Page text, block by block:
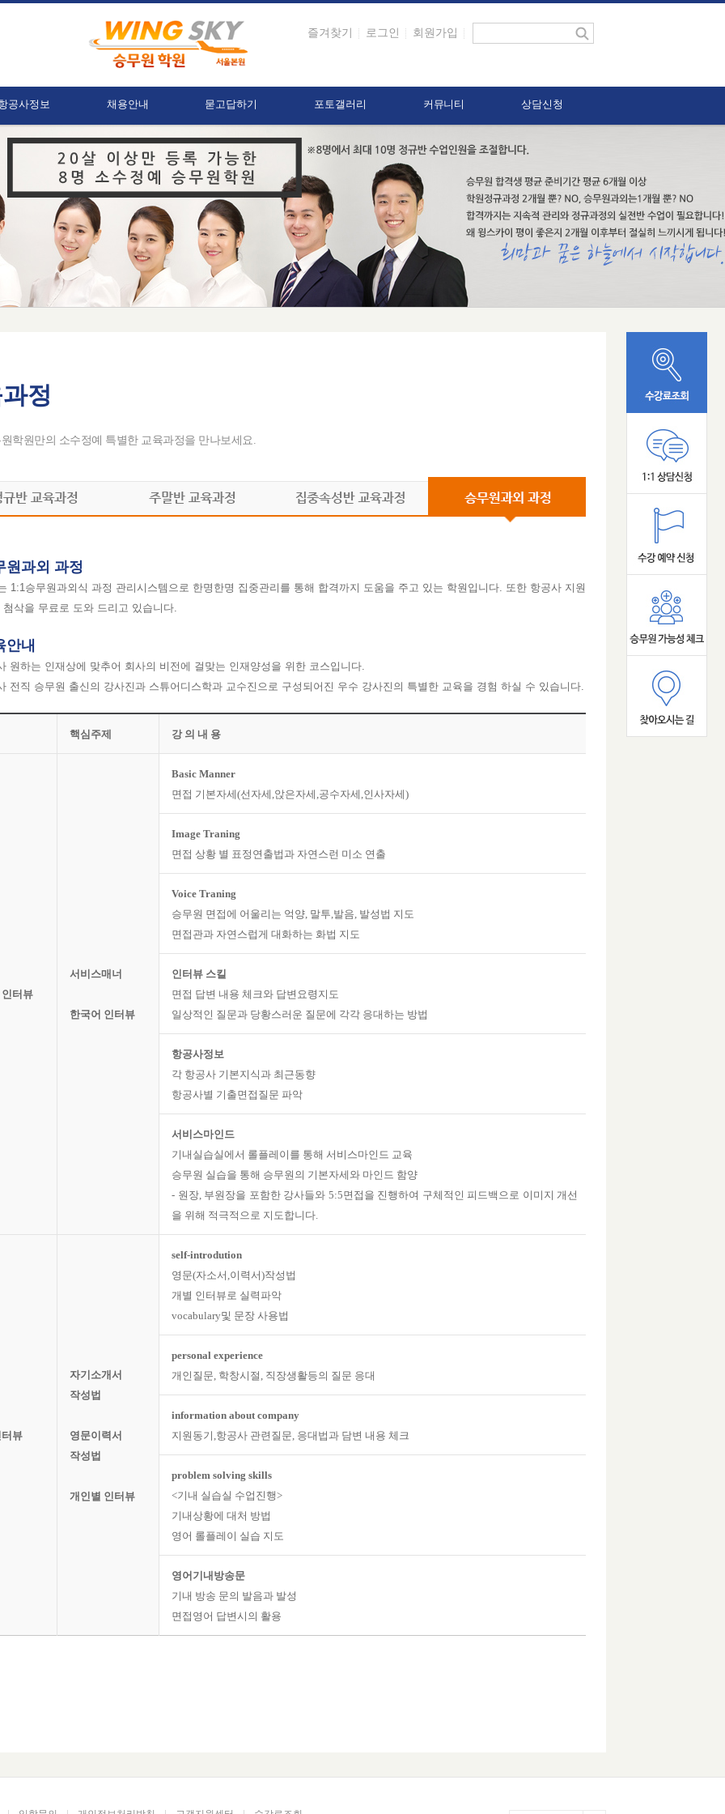
즐겨찾기 로그인 회원가입
공사정보 채용안내 묻고답하기 포토갤러리 커뮤니티 상담신청
정
학원만의 소수정예 특별한 교육과정을 만나보세요.
원과외 과정
1:1승무원과외식 과정 관리시스템으로 한명한명 집중관리를 통해 합격까지 도움을 주고 있는 학원입니다. 또한 항공사 지원
첨삭을 무료로 도와 드리고 있습니다.
안내
원하는 인재상에 맞추어 회사의 비전에 걸맞는 인재양성을 위한 코스입니다.
전직 승무원 출신의 강사진과 스튜어디스학과 교수진으로 구성되어진 우수 강사진의 특별한 교육을 경험 하실 수 있습니다.
핵심주제 강 의 내 용
터뷰
서비스매너
한국어 인터뷰
Basic Manner
면접 기본자세(선자세,앉은자세,공수자세,인사자세)
Image Traning
면접 상황 별 표정연출법과 자연스런 미소 연출
Voice Traning
승무원 면접에 어울리는 억양, 말투,발음, 발성법 지도
면접관과 자연스럽게 대화하는 화법 지도
인터뷰 스킬
면접 답변 내용 체크와 답변요령지도
일상적인 질문과 당황스러운 질문에 각각 응대하는 방법
항공사정보
각 항공사 기본지식과 최근동향
항공사별 기출면접질문 파악
서비스마인드
기내실습실에서 롤플레이를 통해 서비스마인드 교육
승무원 실습을 통해 승무원의 기본자세와 마인드 함양
- 원장, 부원장을 포함한 강사들와 5:5면접을 진행하여 구체적인 피드백으로 이미지 개선
을 위해 적극적으로 지도합니다.
뷰
자기소개서
작성법
영문이력서
작성법
개인별 인터뷰
self-introdution
영문(자소서,이력서)작성법
개별 인터뷰로 실력파악
vocabulary및 문장 사용법
personal experience
개인질문, 학창시절, 직장생활등의 질문 응대
information about company
지원동기,항공사 관련질문, 응대법과 담변 내용 체크
problem solving skills
<기내 실습실 수업진행>
기내상황에 대처 방법
영어 롤플레이 실습 지도
영어기내방송문
기내 방송 문의 발음과 발성
면접영어 답변시의 활용